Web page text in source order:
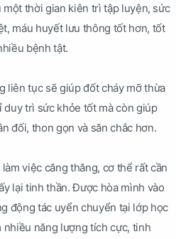
thời gian kiên trì tập luyện, sức
máu huyết lưu thông tốt hơn, tốt
bệnh tật.
liên tục sẽ giúp đốt cháy mỡ thừa
trì sức khỏe tốt mà còn giúp
đối, thon gọn và săn chắc hơn.
việc căng thăng, cơ thể rất cần
lại tinh thần. Được hòa mình vào
động tác uyển chuyển tại lớp học
năng lượng tích cực, tinh